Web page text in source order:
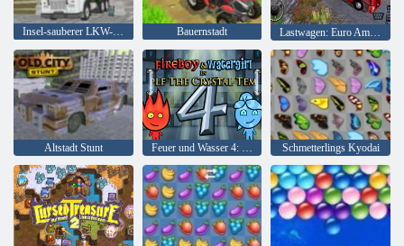
Bauernstadt Lastwagen: Euro American Tour
Altstadt Stunt Schmetterlings Kyodai